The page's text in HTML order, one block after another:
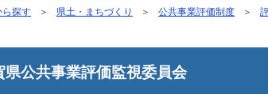
ら探す 県土・まちづくり 公共事業評価制度
公共事業評価監視委員会